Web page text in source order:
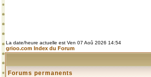
La date/heure actuelle est Ven 07 Aoû 2026 14:54
grioo.com Index du Forum
Forums permanents